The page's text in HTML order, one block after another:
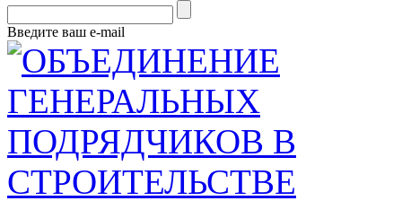
Введите ваш e-mail